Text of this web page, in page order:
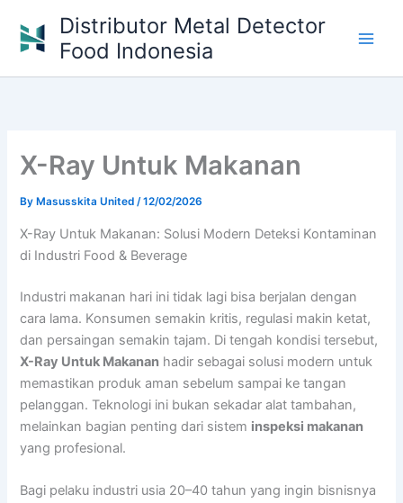
content
Distributor Metal Detector
Food Indonesia
X-Ray Untuk Makanan
By Masusskita United/12/02/2026
X-Ray Untuk Makanan: Solusi Modern Deteksi Kontaminan
di Industri Food & Beverage
Industri makanan hari ini tidak lagi bisa berjalan dengan
cara lama. Konsumen semakin kritis, regulasi makin ketat,
dan persaingan semakin tajam. Di tengah kondisi tersebut,
X-Ray Untuk Makanan hadir sebagai solusi modern untuk
memastikan produk aman sebelum sampai ke tangan
pelanggan. Teknologi ini bukan sekadar alat tambahan,
melainkan bagian penting dari sistem inspeksi makanan
yang profesional.
Bagi pelaku industri usia 20–40 tahun yang ingin bisnisnya